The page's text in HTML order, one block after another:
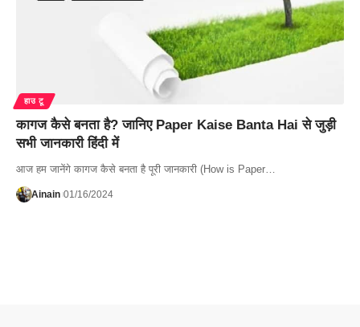
हाउ टू
कागज कैसे बनता है? जानिए Paper Kaise Banta Hai से जुड़ी
सभी जानकारी हिंदी में
आज हम जानेंगे कागज कैसे बनता है पूरी जानकारी (How is Paper…
Ainain 01/16/2024